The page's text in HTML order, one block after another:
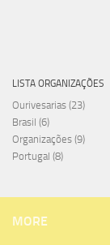
LISTA ORGANIZAÇÕES
Ourivesarias (23)
Brasil (6)
Organizações (9)
Portugal (8)
MORE